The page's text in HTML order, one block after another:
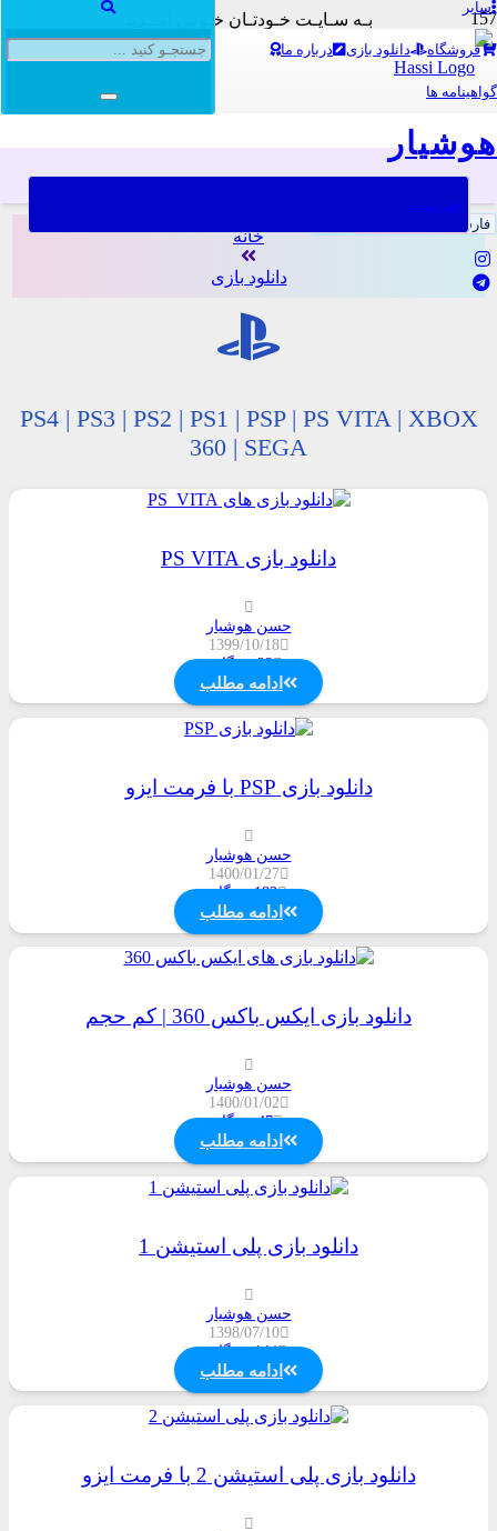
سایر
فروشگاه دانلود بازی درباره ما
گواهینامه ها
هوشیار
فهرست
بـه سـایـت خـودتـان خـوش آمــدید
بـه سـایـت هـوشـیـار خـوش آمــدید
بـه سـایـت هـوشـیـار خـوش آمــدید
خانه
دانلود بازی
PS4 | PS3 | PS2 | PS1 | PSP | PS VITA | XBOX
360 | SEGA
دانلود بازی PS VITA
حسن هوشیار
1399/10/18
23 دیدگاه
ادامه مطلب
دانلود بازی PSP با فرمت ایزو
حسن هوشیار
1400/01/27
183 دیدگاه
ادامه مطلب
دانلود بازی ایکس باکس 360 | کم حجم
حسن هوشیار
1400/01/02
47 دیدگاه
ادامه مطلب
دانلود بازی پلی استیشن 1
حسن هوشیار
1398/07/10
144 دیدگاه
ادامه مطلب
دانلود بازی پلی استیشن 2 با فرمت ایزو